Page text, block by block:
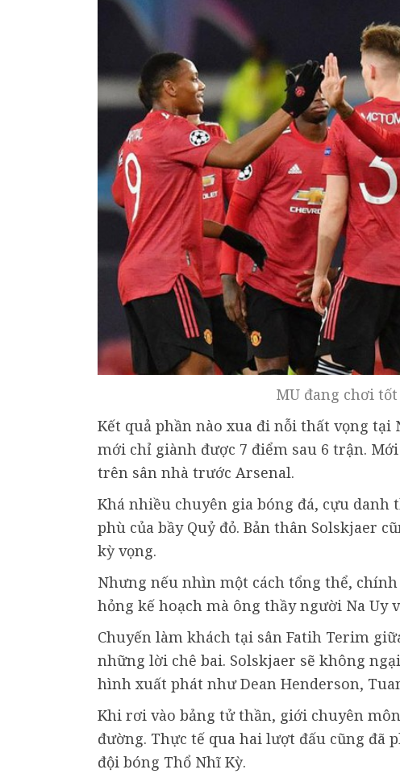
MU đang chơi
Kết quả phần nào xua đi nỗi thất vọng tại
mới chỉ giành được 7 điểm sau 6 trận.
trên sân nhà trước Arsenal.
Khá nhiều chuyên gia bóng đá, cựu
phù của bầy Quỷ đỏ. Bản thân Solskjaer
kỳ vọng.
Nhưng nếu nhìn một cách tổng thể,
hỏng kế hoạch mà ông thầy người Na Uy
Chuyến làm khách tại sân Fatih Terim
những lời chê bai. Solskjaer sẽ không
hình xuất phát như Dean Henderson,
Khi rơi vào bảng tử thần, giới chuyên
đường. Thực tế qua hai lượt đấu cũng đã
đội bóng Thổ Nhĩ Kỳ.